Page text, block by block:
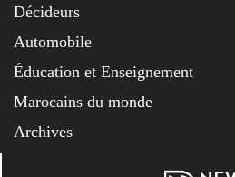
Décideurs
Automobile
Éducation et Enseignement
Marocains du monde
Archives